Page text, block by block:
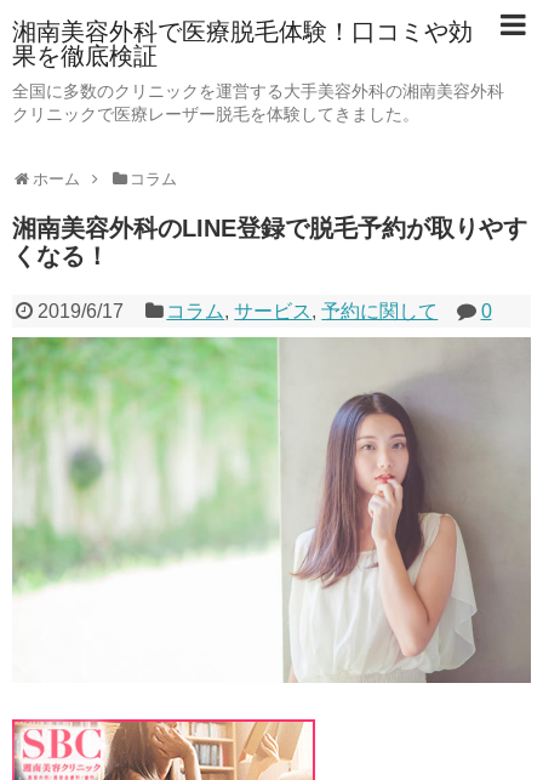
湘南美容外科で医療脱毛体験！口コミや効
果を徹底検証
全国に多数のクリニックを運営する大手美容外科の湘南美容外科
クリニックで医療レーザー脱毛を体験してきました。
ホーム コラム
湘南美容外科のLINE登録で脱毛予約が取りやす
くなる！
2019/6/17 コラム,サービス,予約に関して 0